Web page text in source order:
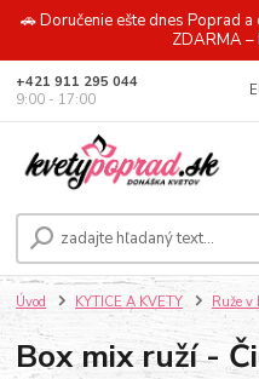
🚗 Doručenie ešte dnes Poprad
ZDARMA –
+421 911 295 044
9:00 - 17:00
Úvod KYTICE A KVETY Ruže v
Box mix ruží -